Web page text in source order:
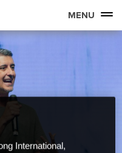
MENU
International,